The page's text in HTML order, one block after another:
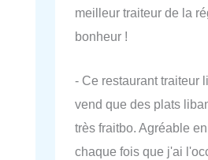
meilleur traiteur de la
bonheur !
- Ce restaurant traiteur
vend que des plats
très fraitbo. Agréable
chaque fois que j'ai